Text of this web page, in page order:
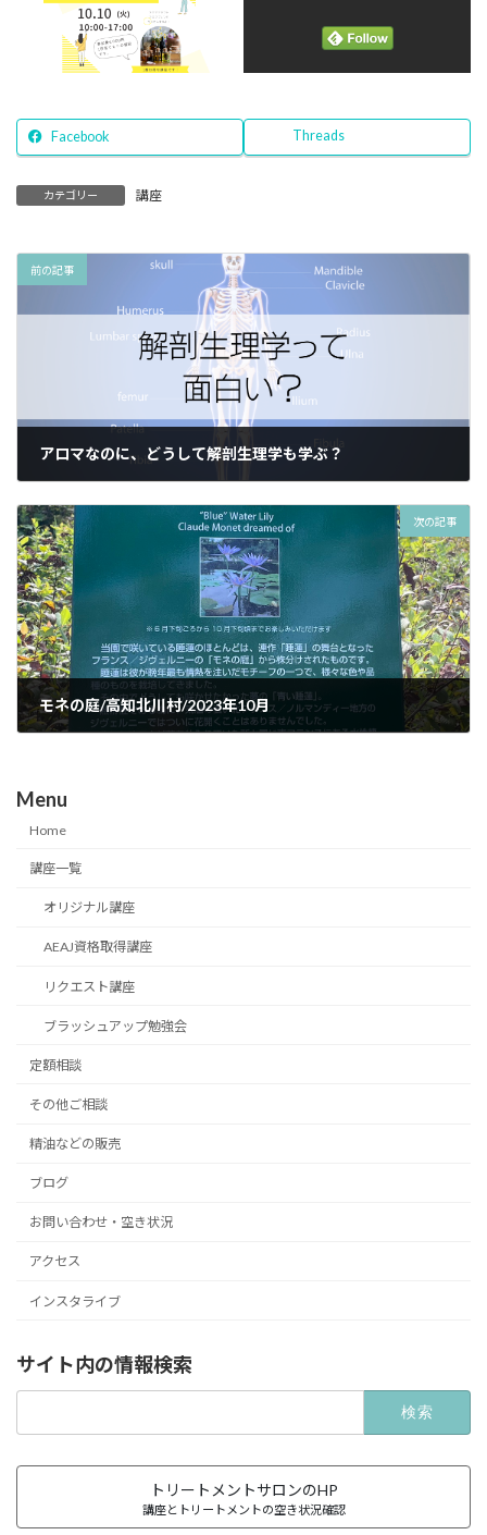
Facebook Threads
カテゴリー 講座
前の記事
アロマなのに、どうして解剖生理学も学ぶ？
次の記事
モネの庭/高知北川村/2023年10月
Menu
Home
講座一覧
オリジナル講座
AEAJ資格取得講座
リクエスト講座
ブラッシュアップ勉強会
定額相談
その他ご相談
精油などの販売
ブログ
お問い合わせ・空き状況
アクセス
インスタライブ
サイト内の情報検索
トリートメントサロンのHP
講座とトリートメントの空き状況確認